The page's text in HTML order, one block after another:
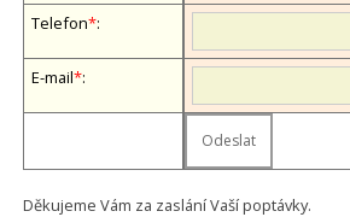
Telefon*:
E-mail*:
Děkujeme Vám za zaslání Vaší poptávky.